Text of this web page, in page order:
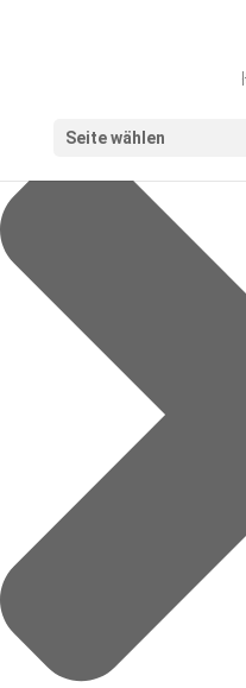
Seite wählen